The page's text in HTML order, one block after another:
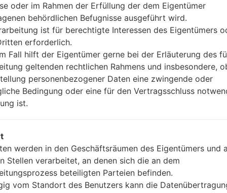
Batterie und Tastatur
entfernbar Li-Ion 2300 mAh
-
3.5mm jack
Version 4.1, A2DP, LE
Nein
A-GPS, GLONASS
Nein
Wi-Fi 802.11 a/b/g/n/ac,
oder im Rahmen der Erfüllung der dem Eigentümer
behördlichen Befugnisse ausgeführt wird.
ist für berechtigte Interessen des Eigentümers
erforderlich.
Fall hilft der Eigentümer gerne bei der Erläuterung des
geltenden rechtlichen Rahmens und insbesondere,
personenbezogener Daten eine zwingende oder
Bedingung oder eine für den Vertragsschluss
ist.
werden in den Geschäftsräumen des Eigentümers und
Stellen verarbeitet, an denen sich die an dem
beteiligten Parteien befinden.
vom Standort des Benutzers kann die